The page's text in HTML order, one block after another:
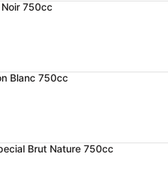
750cc
Blanc 750cc
Brut Nature 750cc